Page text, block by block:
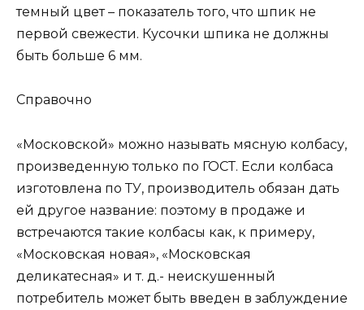
темный цвет – показатель того, что шпик не
первой свежести. Кусочки шпика не должны
быть больше 6 мм.
Справочно
«Московской» можно называть мясную колбасу,
произведенную только по ГОСТ. Если колбаса
изготовлена по ТУ, производитель обязан дать
ей другое название: поэтому в продаже и
встречаются такие колбасы как, к примеру,
«Московская новая», «Московская
деликатесная» и т. д.- неискушенный
потребитель может быть введен в заблуждение